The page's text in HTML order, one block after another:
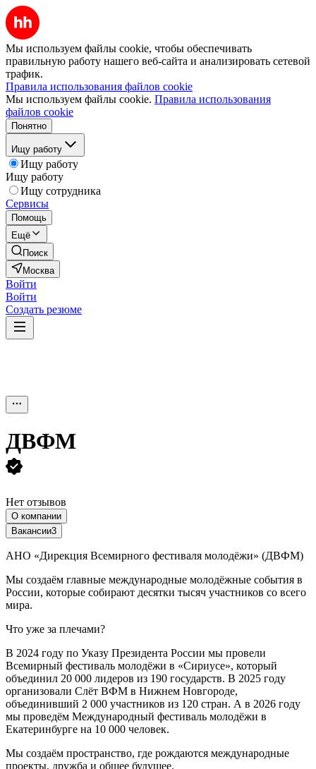
Мы используем файлы cookie, чтобы обеспечивать
правильную работу нашего веб-сайта и анализировать сетевой
трафик.
Правила использования файлов cookie
Мы используем файлы cookie. Правила использования
файлов cookie
Понятно
Ищу работу
Ищу работу
Ищу работу
Ищу сотрудника
Сервисы
Помощь
Ещё
Поиск
Москва
Войти
Войти
Создать резюме
ДВФМ
Нет отзывов
О компании
Вакансии3
АНО «Дирекция Всемирного фестиваля молодёжи» (ДВФМ)
Мы создаём главные международные молодёжные события в
России, которые собирают десятки тысяч участников со всего
мира.
Что уже за плечами?
В 2024 году по Указу Президента России мы провели
Всемирный фестиваль молодёжи в «Сириусе», который
объединил 20 000 лидеров из 190 государств. В 2025 году
организовали Слёт ВФМ в Нижнем Новгороде,
объединивший 2 000 участников из 120 стран. А в 2026 году
мы проведём Международный фестиваль молодёжи в
Екатеринбурге на 10 000 человек.
Мы создаём пространство, где рождаются международные
проекты, дружба и общее будущее.